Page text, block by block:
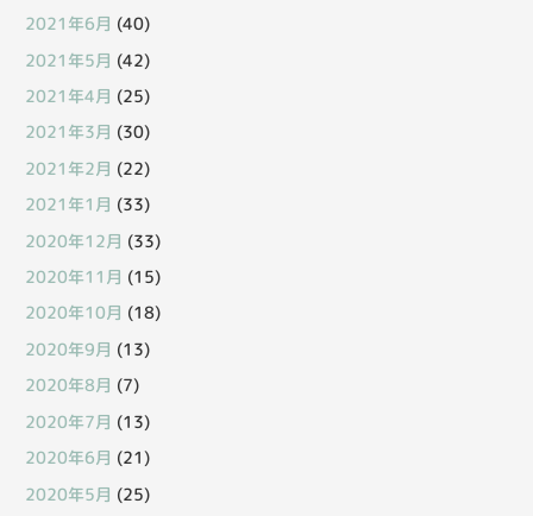
2021年6月 (40)
2021年5月 (42)
2021年4月 (25)
2021年3月 (30)
2021年2月 (22)
2021年1月 (33)
2020年12月 (33)
2020年11月 (15)
2020年10月 (18)
2020年9月 (13)
2020年8月 (7)
2020年7月 (13)
2020年6月 (21)
2020年5月 (25)